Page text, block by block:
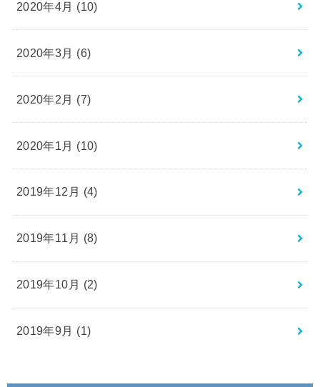
2020年4月 (10)
2020年3月 (6)
2020年2月 (7)
2020年1月 (10)
2019年12月 (4)
2019年11月 (8)
2019年10月 (2)
2019年9月 (1)